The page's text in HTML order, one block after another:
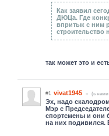
Как заявил
ДЮЦа. Где
впритык с ним
строительство
так может это и
#1 vivat1945 (c нами
Эх, надо
Мэр с
спортсмены и они
на них подивился.